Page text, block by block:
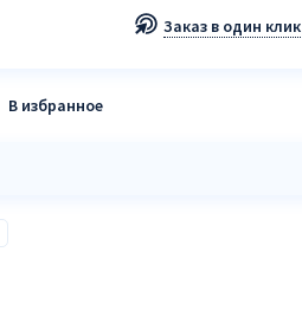
Заказ в один клик
В избранное